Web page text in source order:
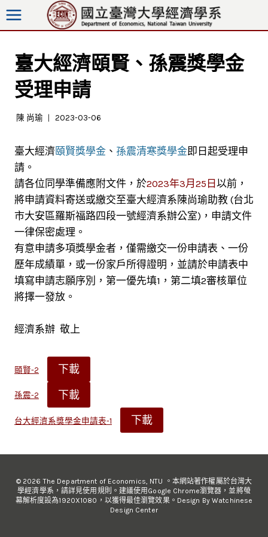
跳
至
臺大經濟頤賢、孫震獎學金
受理申請
陳 尚瑜 2023-03-06
臺大經濟頤賢獎學金 、 孫震清寒獎學金即日起受理申
請。
請各位同學準備應附文件，於2023年3月25日 以前，
將申請資料寄送或繳交至臺大經濟系陳尚瑜助教 (台北
市大安區羅斯福路四段一號經濟系辦公室)，申請文件
一律保密處理。
有意申請多項獎學金者，僅需繳交一份申請表、一份
歷年成績單，或一份家戶所得證明，並請於申請表中
填寫申請志願序別，第一優先填1，第二填2審核單位
將擇一發放。
經濟系辦 敬上
頤賢-2 下載
孫震-2 下載
台大經濟系獎學金申請表-1 下載
© 2026 The Department of Economics, NTU 。本網站著作權屬於台灣大
學經濟學系，請詳見使用規則。建議使用Google Chrome瀏覽器，並將螢
幕解析度設為1920X1080，以獲得最佳瀏覽效果。Design By Watchinese
Design Center